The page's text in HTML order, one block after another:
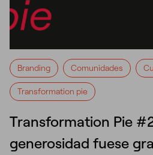
Branding Comunidades
Transformation pie
Transformation Pie
generosidad fuese